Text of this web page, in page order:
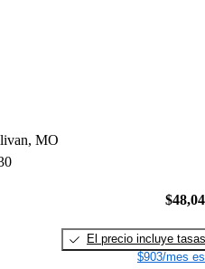
MO
El precio incluye tasas
$903/mes